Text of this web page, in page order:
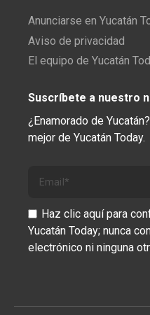
Anunciarse en Yucatán
Aviso de privacidad
El equipo de Yucatán
Suscríbete a nuestro
¿Enamorado de
mejor de Yucatán Today.
Haz clic aquí para
Yucatán Today; nunca
electrónico ni ninguna